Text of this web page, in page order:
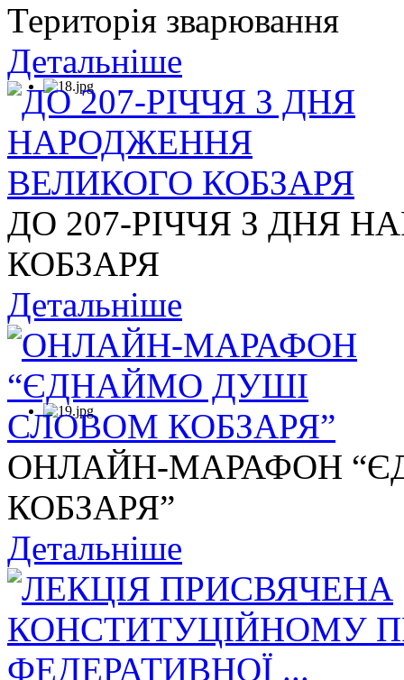
Територія зварювання
Детальніше
ДО 207-РІЧЧЯ З ДНЯ
КОБЗАРЯ
Детальніше
ОНЛАЙН-МАРАФОН
КОБЗАРЯ”
Детальніше